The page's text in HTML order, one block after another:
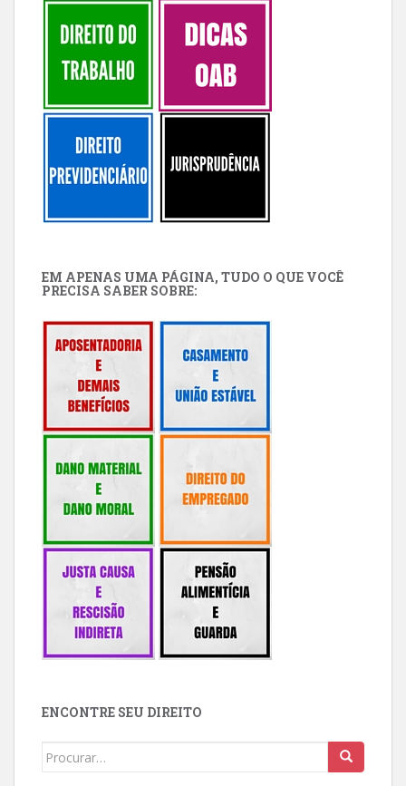
EM APENAS UMA PÁGINA, TUDO O QUE VOCÊ
PRECISA SABER SOBRE:
ENCONTRE SEU DIREITO
Buscar: